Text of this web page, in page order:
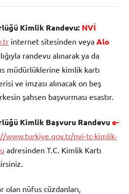
Kimlik Randevu: NVİ
internet sitesinden veya Alo
randevu alınarak ya da
müdürlüklerine kimlik kartı
ve imzası alınacak on beş
şahsen başvurması esastır.
Kimlik Başvuru Randevue-
www.turkiye.gov.tr/nvi-tc-kimlik-
adresinden T.C. Kimlik Kartı
olan nüfus cüzdanları,